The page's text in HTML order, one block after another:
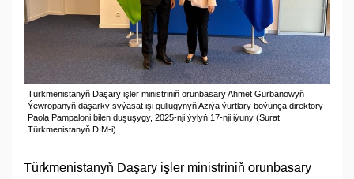
Türkmenistanyň Daşary işler ministriniň orunbasary Ahmet Gurbanowyň
Ýewropanyň daşarky syýasat işi gullugynyň Aziýa ýurtlary boýunça direktory
Paola Pampaloni bilen duşuşygy, 2025-nji ýylyň 17-nji iýuny (Surat:
Türkmenistanyň DIM-i)
Türkmenistanyň Daşary işler ministriniň orunbasary